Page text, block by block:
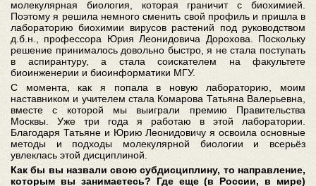
молекулярная биология, которая граничит с биохимией.
Поэтому я решила немного сменить свой профиль и пришла в
лабораторию биохимии вирусов растений под руководством
д.б.н., профессора Юрия Леонидовича Дорохова. Поскольку
решение принималось довольно быстро, я не стала поступать
в аспирантуру, а стала соискателем на факультете
биоинженерии и биоинформатики МГУ.
С момента, как я попала в новую лабораторию, моим
наставником и учителем стала Комарова Татьяна Валерьевна,
вместе с которой мы выиграли премию Правительства
Москвы. Уже три года я работаю в этой лаборатории.
Благодаря Татьяне и Юрию Леонидовичу я освоила основные
методы и подходы молекулярной биологии и всерьёз
увлеклась этой дисциплиной.
Как бы вы назвали свою субдисциплину, то направление,
которым вы занимаетесь? Где еще (в России, в мире)